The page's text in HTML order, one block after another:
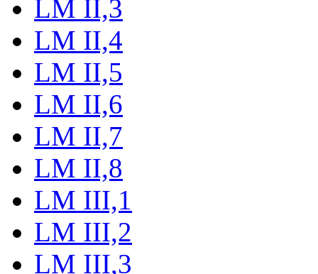
LM II,3
LM II,4
LM II,5
LM II,6
LM II,7
LM II,8
LM III,1
LM III,2
LM III,3